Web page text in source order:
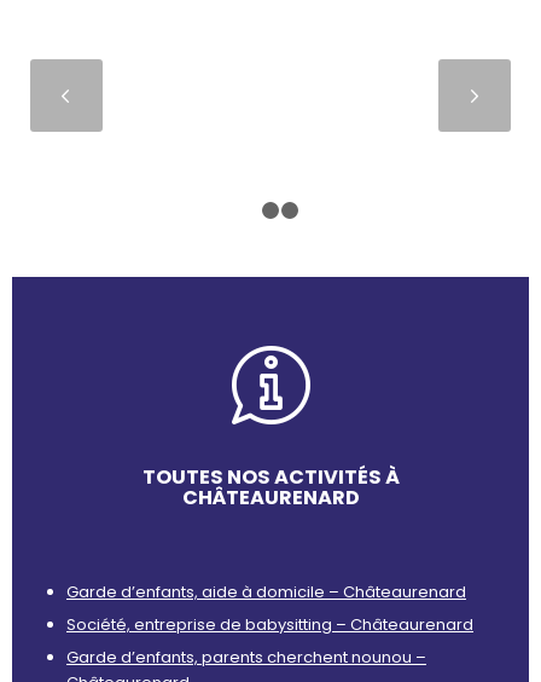
TOUTES NOS ACTIVITÉS À
CHÂTEAURENARD
Garde d’enfants, aide à domicile – Châteaurenard
Société, entreprise de babysitting – Châteaurenard
Garde d’enfants, parents cherchent nounou –